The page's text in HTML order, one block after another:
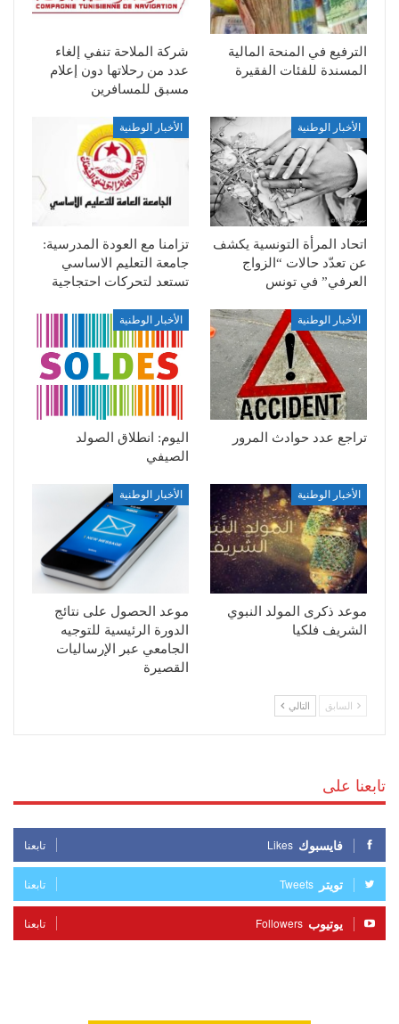
الترفيع في المنحة المالية
المسندة للفئات الفقيرة
شركة الملاحة تنفي إلغاء
عدد من رحلاتها دون إعلام
مسبق للمسافرين
الأخبار الوطنية
اتحاد المرأة التونسية يكشف
عن تعدّد حالات “الزواج
العرفي” في تونس
الأخبار الوطنية
تزامنا مع العودة المدرسية:
جامعة التعليم الاساسي
تستعد لتحركات احتجاجية
الأخبار الوطنية
تراجع عدد حوادث المرور
الأخبار الوطنية
اليوم: انطلاق الصولد
الصيفي
الأخبار الوطنية
موعد ذكرى المولد النبوي
الشريف فلكيا
الأخبار الوطنية
موعد الحصول على نتائج
الدورة الرئيسية للتوجيه
الجامعي عبر الإرساليات
القصيرة
السابق التالي
تابعنا على
فايسبوك Likes تابعنا
تويتر Tweets تابعنا
يوتيوب Followers تابعنا